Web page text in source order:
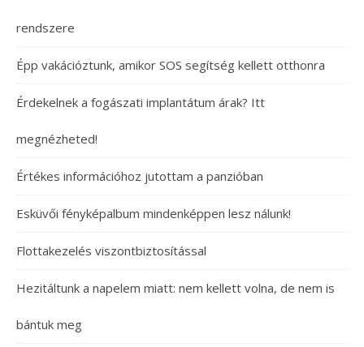
rendszere
Épp vakációztunk, amikor SOS segítség kellett otthonra
Érdekelnek a fogászati implantátum árak? Itt
megnézheted!
Értékes információhoz jutottam a panzióban
Esküvői fényképalbum mindenképpen lesz nálunk!
Flottakezelés viszontbiztosítással
Hezitáltunk a napelem miatt: nem kellett volna, de nem is
bántuk meg